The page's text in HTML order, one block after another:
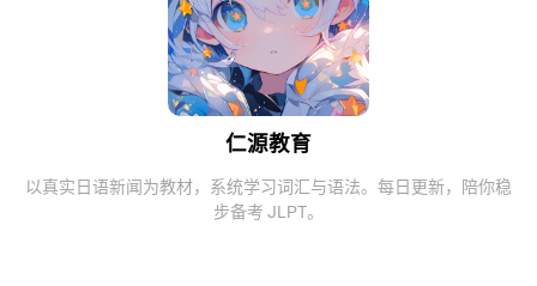
仁源教育
以真实日语新闻为教材，系统学习词汇与语法。每日更新，陪你稳
步备考 JLPT。